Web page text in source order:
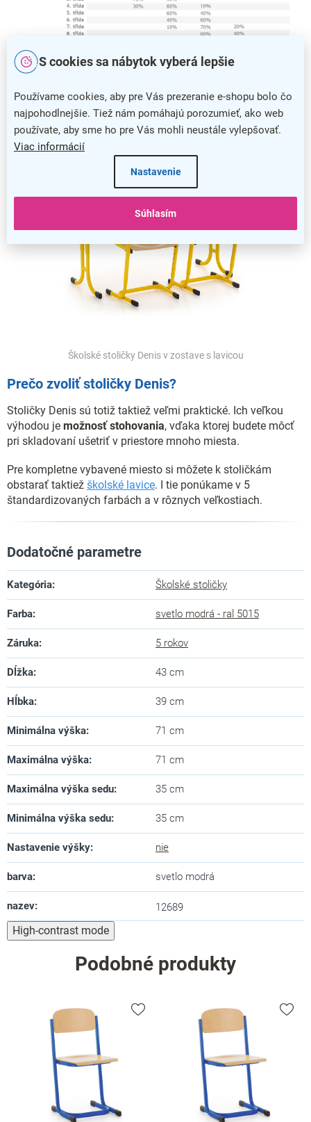
S cookies sa nábytok vyberá lepšie
Používame cookies, aby pre Vás prezeranie e-shopu bolo čo
najpohodlnejšie. Tiež nám pomáhajú porozumieť, ako web
používate, aby sme ho pre Vás mohli neustále vylepšovať.
Viac informácií
Nastavenie
Súhlasím
Veľkostná tabuľka školského nábytku s percentuálnym využitím v
Školské stoličky Denis v zostave s lavicou
Prečo zvoliť stoličky Denis?
Stoličky Denis sú totiž taktiež veľmi praktické. Ich veľkou
výhodou je možnosť stohovania, vďaka ktorej budete môcť
pri skladovaní ušetriť v priestore mnoho miesta.
Pre kompletne vybavené miesto si môžete k stoličkám
obstarať taktiež školské lavice. I tie ponúkame v 5
štandardizovaných farbách a v rôznych veľkostiach.
Dodatočné parametre
Kategória: Školské stoličky
Farba: svetlo modrá - ral 5015
Záruka: 5 rokov
Dĺžka: 43 cm
Hĺbka: 39 cm
Minimálna výška: 71 cm
Maximálna výška: 71 cm
Maximálna výška sedu: 35 cm
Minimálna výška sedu: 35 cm
Nastavenie výšky: nie
barva: svetlo modrá
nazev: 12689
High-contrast mode
Podobné produkty